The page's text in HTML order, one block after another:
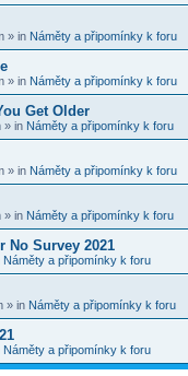
» in Náměty a připomínky k foru
» in Náměty a připomínky k foru
Get Older
» in Náměty a připomínky k foru
» in Náměty a připomínky k foru
» in Náměty a připomínky k foru
No Survey 2021
Náměty a připomínky k foru
» in Náměty a připomínky k foru
Náměty a připomínky k foru